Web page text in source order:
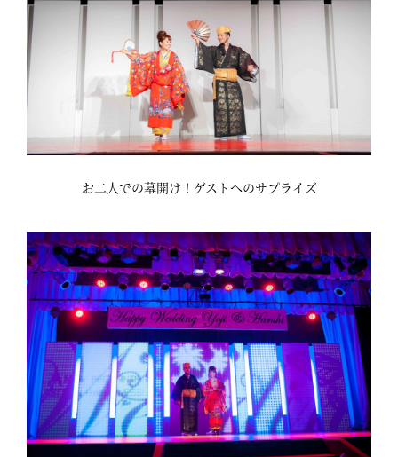
お二人での幕開け！ゲストへのサプライズ